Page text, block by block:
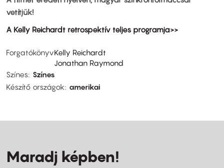
vetítjük!
A Kelly Reichardt retrospektív teljes programja>>
ForgatókönyvKelly Reichardt
Jonathan Raymond
Színes Színes
Készítő országok
amerikai
Maradj képben!